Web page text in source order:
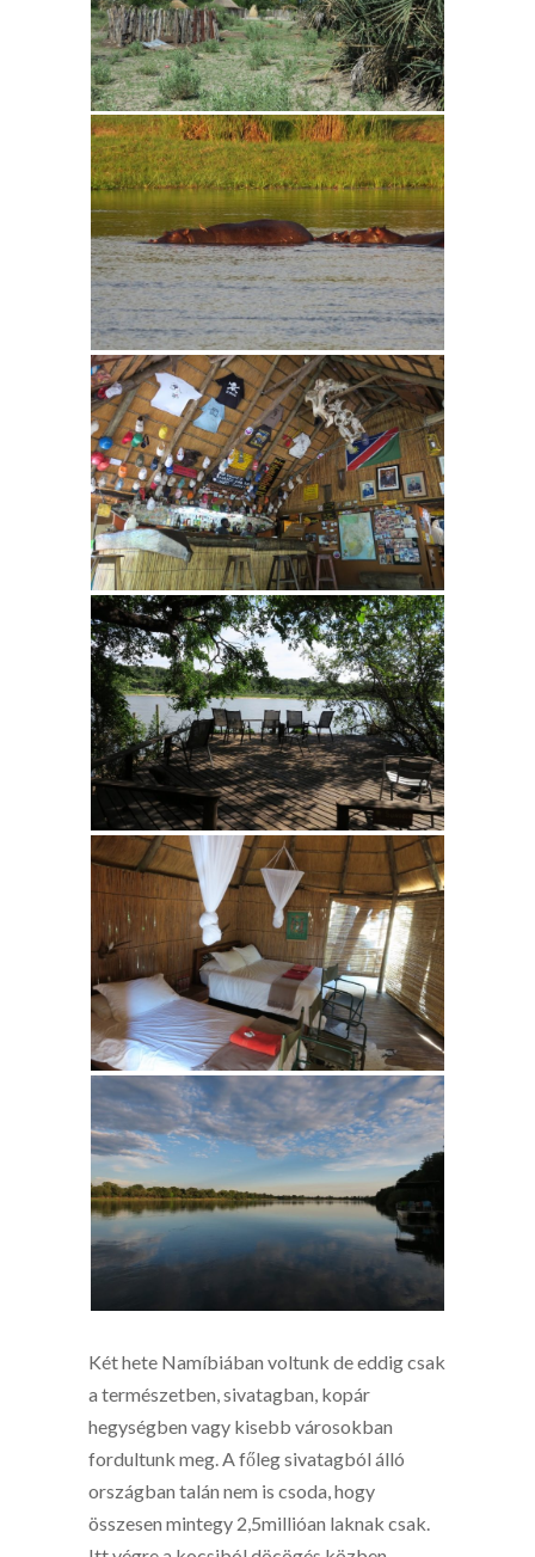
Két hete Namíbiában voltunk de eddig csak
a természetben, sivatagban, kopár
hegységben vagy kisebb városokban
fordultunk meg. A főleg sivatagból álló
országban talán nem is csoda, hogy
összesen mintegy 2,5millióan laknak csak.